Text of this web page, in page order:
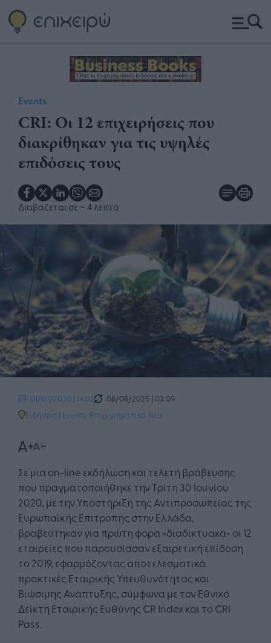
Events
CRI: Οι 12 επιχειρήσεις που
διακρίθηκαν για τις υψηλές
επιδόσεις τους
Διαβάζεται σε ~ 4 λεπτά
01/07/2020 | 14:02
08/08/2025 | 03:09
Ειδήσεις | Events Επιχειρηματικά Νέα
Σε μια on-line εκδήλωση και τελετή βράβευσης
που πραγματοποιήθηκε την Τρίτη 30 Ιουνίου
2020, με την Υποστήριξη της Αντιπροσωπείας της
Ευρωπαϊκής Επιτροπής στην Ελλάδα,
βραβεύτηκαν για πρώτη φορά «διαδικτυακά» οι 12
εταιρείες που παρουσίασαν εξαιρετική επίδοση
το 2019, εφαρμόζοντας αποτελεσματικά
πρακτικές Εταιρικής Υπευθυνότητας και
Βιώσιμης Ανάπτυξης, σύμφωνα με τον Εθνικό
Δείκτη Εταιρικής Ευθύνης CR Index και το CRI
Pass.